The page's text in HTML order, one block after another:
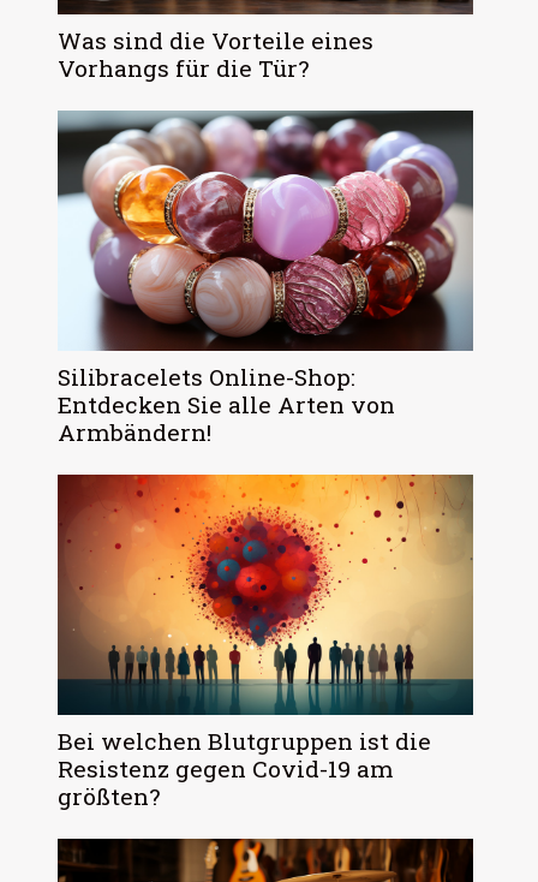
Was sind die Vorteile eines
Vorhangs für die Tür?
Silibracelets Online-Shop:
Entdecken Sie alle Arten von
Armbändern!
Bei welchen Blutgruppen ist die
Resistenz gegen Covid-19 am
größten?